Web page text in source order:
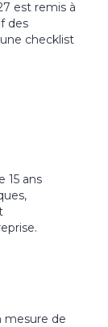
est remis à
des
checklist
15 ans
mesure de